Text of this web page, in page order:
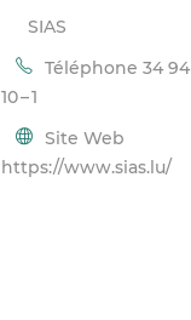
SIAS
Téléphone 34 94
10 – 1
Site Web
https://www.sias.lu/